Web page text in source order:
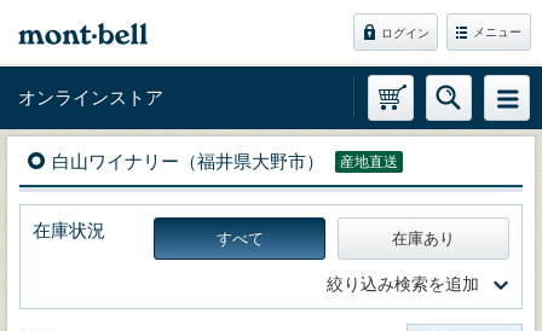
ログイン メニュー
オンラインストア
白山ワイナリー（福井県大野市） 産地直送
在庫状況 すべて 在庫あり
絞り込み検索を追加